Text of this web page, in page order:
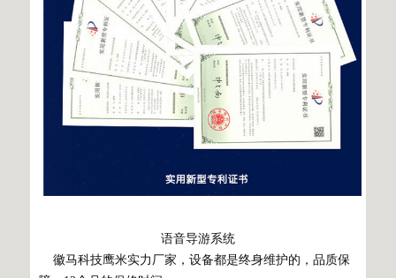
语音导游系统
徽马科技鹰米实力厂家，设备都是终身维护的，品质保